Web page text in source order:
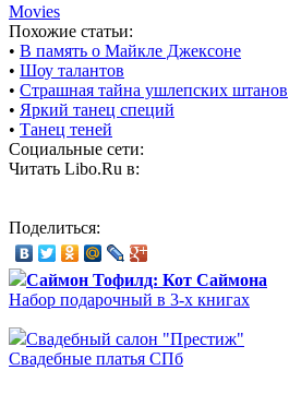
Movies
Похожие статьи:
• В память о Майкле Джексоне
• Шоу талантов
• Страшная тайна ушлепских штанов
• Яркий танец специй
• Танец теней
Социальные сети:
Читать Libo.Ru в:
Поделиться:
Саймон Тофилд: Кот Саймона
Набор подарочный в 3-х книгах
Свадебный салон "Престиж"
Свадебные платья СПб